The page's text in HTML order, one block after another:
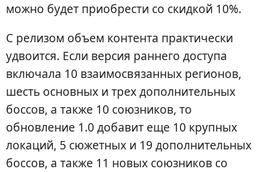
можно будет приобрести со скидкой 10%.
С релизом объем контента практически
удвоится. Если версия раннего доступа
включала 10 взаимосвязанных регионов,
шесть основных и трех дополнительных
боссов, а также 10 союзников, то
обновление 1.0 добавит еще 10 крупных
локаций, 5 сюжетных и 19 дополнительных
боссов, а также 11 новых союзников со